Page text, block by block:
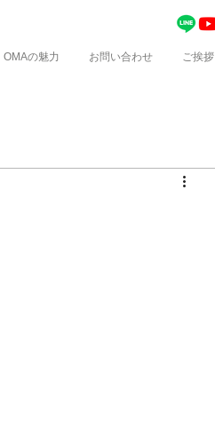
OMAの魅力 お問い合わせ ご挨拶